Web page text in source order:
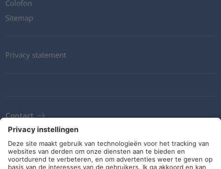
Colofon
Sitemap
Privacy statement
Contact
Newsletter